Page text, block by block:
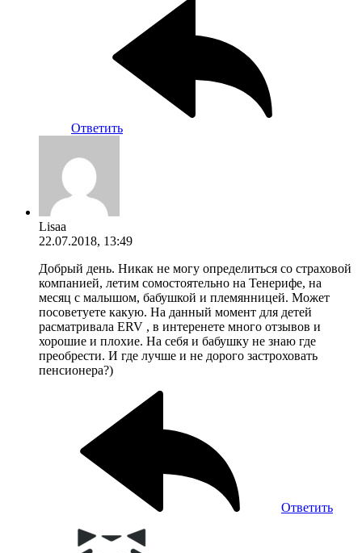
Ответить
Lisaa
22.07.2018, 13:49
Добрый день. Никак не могу определиться со страховой
компанией, летим сомостоятельно на Тенерифе, на
месяц с малышом, бабушкой и племянницей. Может
посоветуете какую. На данный момент для детей
расматривала ERV , в интеренете много отзывов и
хорошие и плохие. На себя и бабушку не знаю где
преобрести. И где лучше и не дорого застроховать
пенсионера?)
Ответить